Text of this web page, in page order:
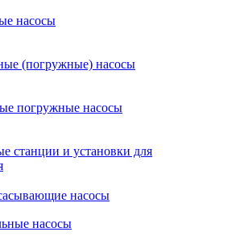
насосы
(погружные) насосы
погружные насосы
станции и установки для
насосы
насосы